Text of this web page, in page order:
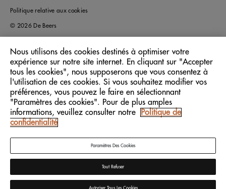
Politique relative aux cookies
© 2026 De Beers
Langue: Français
Nous utilisons des cookies destinés à optimiser votre
expérience sur notre site internet. En cliquant sur "Accepter
tous les cookies", nous supposerons que vous consentez à
l'utilisation de ces cookies. Si vous souhaitez modifier vos
préférences, vous pouvez le faire en sélectionnant
"Paramètres des cookies". Pour de plus amples
informations, veuillez consulter notre
Politique de
confidentialité
Paramètres Des Cookies
Tout Refuser
Autoriser Tous Les Cookies